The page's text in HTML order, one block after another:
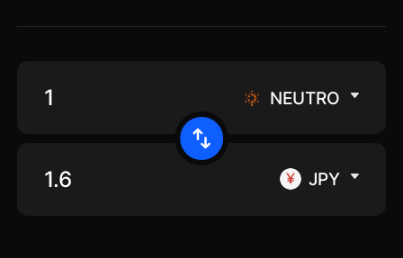
NEUTRO
JPY